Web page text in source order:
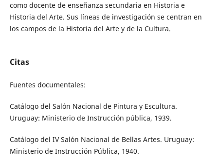
como docente de enseñanza secundaria en Historia e
Historia del Arte. Sus líneas de investigación se centran en
los campos de la Historia del Arte y de la Cultura.
Citas
Fuentes documentales:
Catálogo del Salón Nacional de Pintura y Escultura.
Uruguay: Ministerio de Instrucción pública, 1939.
Catálogo del IV Salón Nacional de Bellas Artes. Uruguay:
Ministerio de Instrucción Pública, 1940.